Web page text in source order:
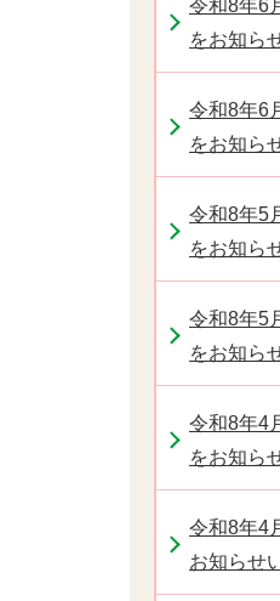
令和8年6
をお知ら
令和8年6
をお知ら
令和8年5
をお知ら
令和8年5
をお知ら
令和8年4
をお知ら
令和8年4
お知らせ